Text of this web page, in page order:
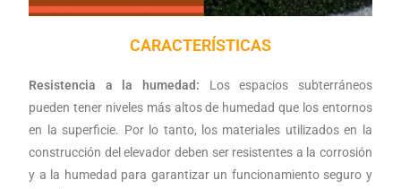
CARACTERÍSTICAS
Resistencia a la humedad: Los espacios subterráneos
pueden tener niveles más altos de humedad que los entornos
en la superficie. Por lo tanto, los materiales utilizados en la
construcción del elevador deben ser resistentes a la corrosión
y a la humedad para garantizar un funcionamiento seguro y